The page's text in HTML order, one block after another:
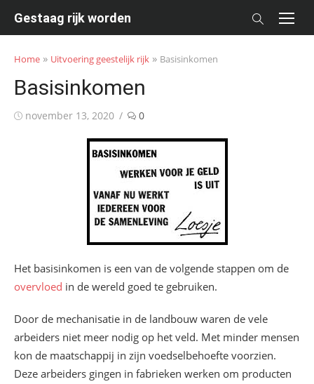
Gestaag rijk worden
Home » Uitvoering geestelijk rijk » Basisinkomen
Basisinkomen
Posted
november 13, 2020 0
Het basisinkomen is een van de volgende stappen om de
overvloed in de wereld goed te gebruiken.
Door de mechanisatie in de landbouw waren de vele
arbeiders niet meer nodig op het veld. Met minder mensen
kon de maatschappij in zijn voedselbehoefte voorzien.
Deze arbeiders gingen in fabrieken werken om producten